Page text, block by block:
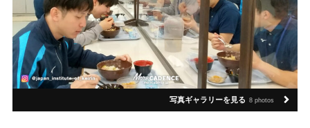
写真ギャラリーを見る 8 photos